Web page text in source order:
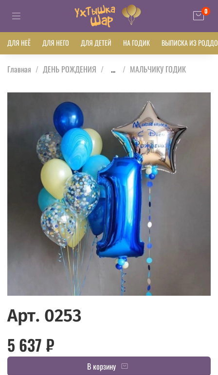
0
ДЛЯ НЕЁ ДЛЯ НЕГО ДЛЯ ДЕТЕЙ НА ГОДИК ВЫПИСКА ИЗ
Главная ДЕНЬ РОЖДЕНИЯ ... МАЛЬЧИКУ ГОДИК
Арт. 0253
5 637 ₽
В корзину